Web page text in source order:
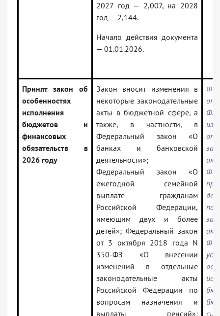
2027 год — 2,007, на 2028
год — 2,144.
Начало действия документа
— 01.01.2026.
Принят закон об
особенностях
исполнения
бюджетов и
финансовых
обязательств в
2026 году
Закон вносит изменения в
некоторые законодательные
акты в бюджетной сфере, а
также, в частности, в
Федеральный закон «О
банках и банковской
деятельности»;
Федеральный закон «О
ежегодной семейной
выплате гражданам
Российской Федерации,
имеющим двух и более
детей»; Федеральный закон
от 3 октября 2018 года N
350-ФЗ «О внесении
изменений в отдельные
законодательные акты
Российской Федерации по
вопросам назначения и
выплаты пенсий»;
от
ФЗ